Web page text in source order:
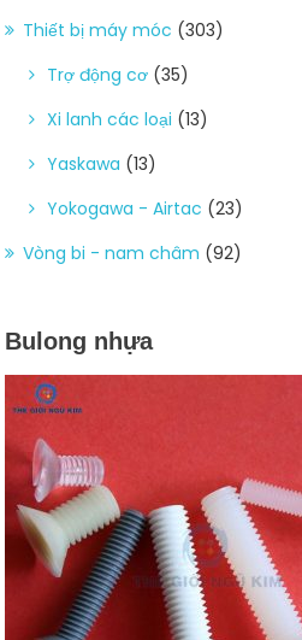
Thiết bị máy móc (303)
Trợ động cơ (35)
Xi lanh các loại (13)
Yaskawa (13)
Yokogawa - Airtac (23)
Vòng bi - nam châm (92)
Bulong nhựa